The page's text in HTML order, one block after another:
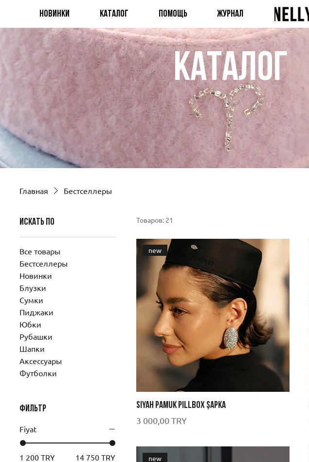
НОВИНКИ КАТАЛОГ ПОМОЩЬ ЖУРНАЛ
каталог
Главная Бестселлеры
Искать по
Все товары
Бестселлеры
Новинки
Блузки
Сумки
Пиджаки
Юбки
Рубашки
Шапки
Аксессуары
Футболки
Фильтр
Fiyat
1 200 TRY 14 750 TRY
Товаров: 21
new
Siyah Pamuk Pillbox Şapka
Цена
3 000,00 TRY
new